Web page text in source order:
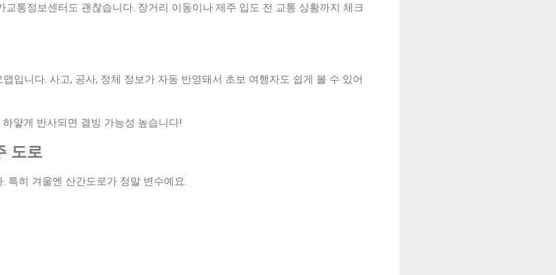
통정보센터도 괜찮습니다. 장거리 이동이나 제주 입도 전 교통 상황까지 체크
입니다. 사고, 공사, 정체 정보가 자동 반영돼서 초보 여행자도 쉽게 볼 수 있어
얗게 반사되면 결빙 가능성 높습니다!
도로
특히 겨울엔 산간도로가 정말 변수예요.